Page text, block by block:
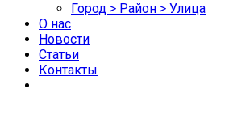
Город > Район > Улица
О нас
Новости
Статьи
Контакты